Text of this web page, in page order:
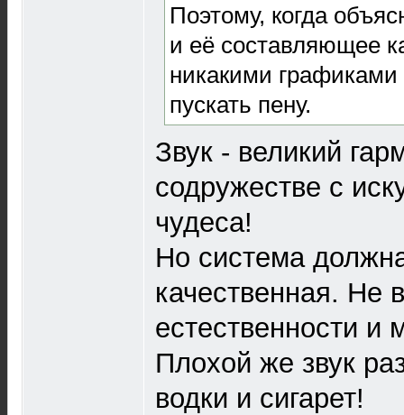
Поэтому, когда
и её составляющее
никакими
пускать пену.
Звук - великий
содружестве с
чудеса!
Но система
качественная. Не
естественности и
Плохой же звук
водки и сигарет!